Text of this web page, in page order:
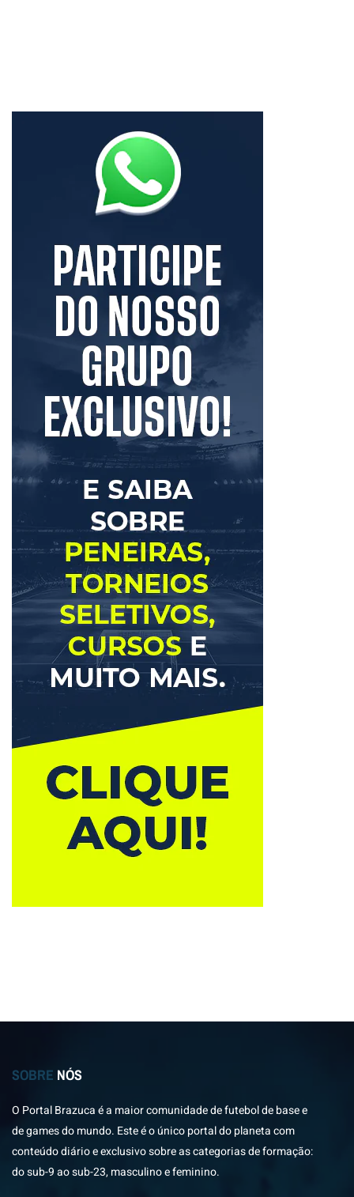
SOBRE NÓS
O Portal Brazuca é a maior comunidade de futebol de base e
de games do mundo. Este é o único portal do planeta com
conteúdo diário e exclusivo sobre as categorias de formação:
do sub-9 ao sub-23, masculino e feminino.